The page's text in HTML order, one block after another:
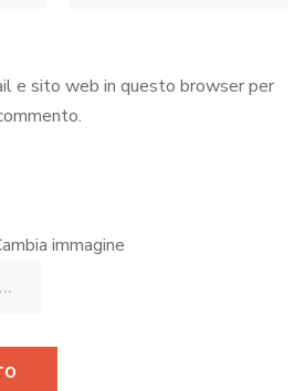
e sito web in questo browser per
immagine